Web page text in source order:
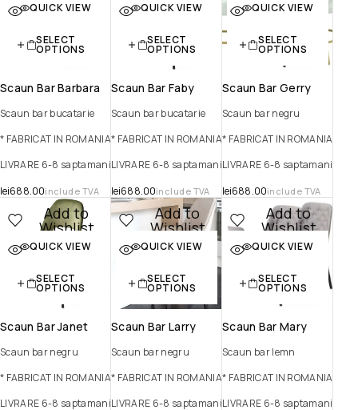
Quick view
QUICK VIEW
SELECT
OPTIONS
Scaun Bar Barbara
Scaun bar bucatarie
* FABRICAT IN ROMANIA
LIVRARE 6-8 saptamani
lei688.00include TVA
Quick view
QUICK VIEW
SELECT
OPTIONS
Scaun Bar Faby
Scaun bar bucatarie
* FABRICAT IN ROMANIA
LIVRARE 6-8 saptamani
lei688.00include TVA
Quick view
QUICK VIEW
SELECT
OPTIONS
Scaun Bar Gerry
Scaun bar negru
* FABRICAT IN ROMANIA
LIVRARE 6-8 saptamani
lei688.00include TVA
Add to
Wishlist
Quick view
QUICK VIEW
SELECT
OPTIONS
Scaun Bar Janet
Scaun bar negru
* FABRICAT IN ROMANIA
LIVRARE 6-8 saptamani
Add to
Wishlist
Quick view
QUICK VIEW
SELECT
OPTIONS
Scaun Bar Larry
Scaun bar negru
* FABRICAT IN ROMANIA
LIVRARE 6-8 saptamani
Add to
Wishlist
Quick view
QUICK VIEW
SELECT
OPTIONS
Scaun Bar Mary
Scaun bar lemn
* FABRICAT IN ROMANIA
LIVRARE 6-8 saptamani